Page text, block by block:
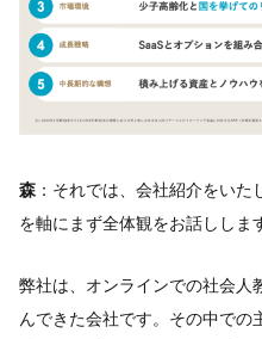
森 ：それでは、会社紹介をい
を軸にまず全体観をお話ししま
弊社は、オンラインでの社会人
んできた会社です。その中で